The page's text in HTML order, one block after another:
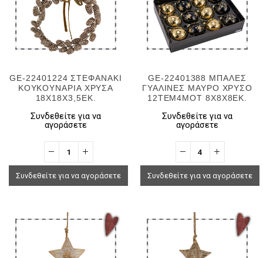
GE-22401224 ΣΤΕΦΑΝΑΚΙ
ΚΟΥΚΟΥΝΑΡΙΑ ΧΡΥΣΑ
18Χ18Χ3,5ΕΚ.
Συνδεθείτε για να
αγοράσετε
Συνδεθείτε για να αγοράσετε
GE-22401388 ΜΠΑΛΕΣ
ΓΥΑΛΙΝΕΣ ΜΑΥΡΟ ΧΡΥΣΟ
12ΤΕΜ4ΜΟΤ 8X8X8EK.
Συνδεθείτε για να
αγοράσετε
Συνδεθείτε για να αγοράσετε